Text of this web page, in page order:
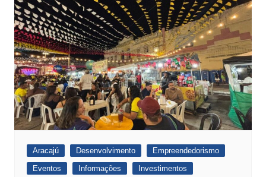
Aracajú Desenvolvimento
Empreendedorismo
Eventos
Informações
Investimentos